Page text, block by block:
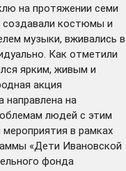
на протяжении семи
создавали костюмы и
музыки, вживались в
Как отметили
ярким, живым и
акция
направлена на
людей с этим
в рамках
«Дети Ивановской
фонда